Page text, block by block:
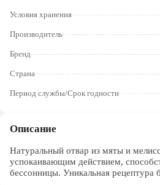
Череповец
Ярославль
Условия хранения
Производитель
Бренд
Страна
Период службы/Срок годности
Описание
Натуральный отвар из мяты и
успокаивающим действием,
бессонницы. Уникальная рецептура без масел!